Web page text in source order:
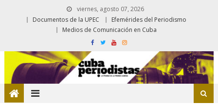
viernes, agosto 07, 2026
Documentos de la UPEC
Efemérides del Periodismo
Medios de Comunicación en Cuba